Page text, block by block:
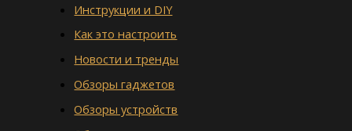
Инструкции и DIY
Как это настроить
Новости и тренды
Обзоры гаджетов
Обзоры устройств